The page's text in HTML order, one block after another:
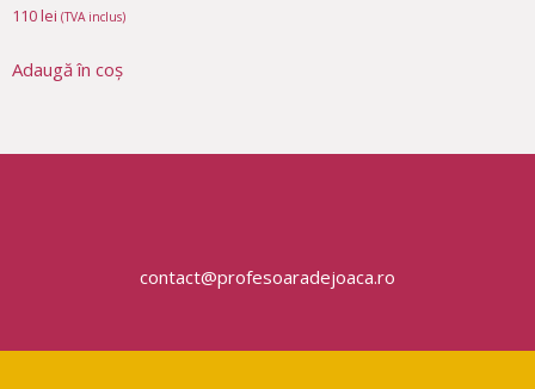
110lei (TVA inclus)
Adaugă în coș
contact@profesoaradejoaca.ro